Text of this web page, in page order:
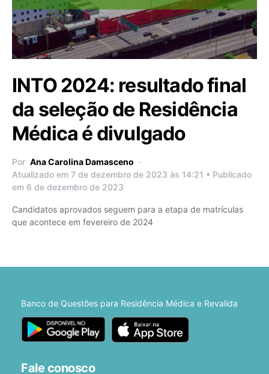
INTO 2024: resultado final
da seleção de Residência
Médica é divulgado
Por Ana Carolina Damasceno
Atualizado em 7 de dezembro de 2023 às 14:21 • Publicado
em 6 de dezembro de 2023
Candidatos aprovados seguem para a etapa de matrículas
que acontece em fevereiro de 2024
Banco de Questões para Residência Médica e Revalida
Fale conosco